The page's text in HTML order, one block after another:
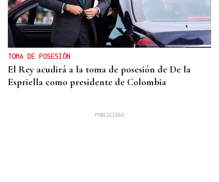
TOMA DE POSESIÓN
El Rey acudirá a la toma de posesión de De la
Espriella como presidente de Colombia